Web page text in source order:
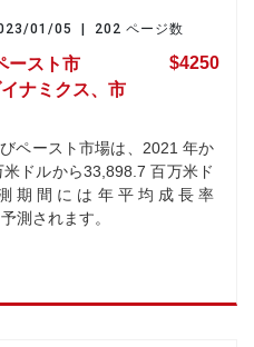
01/05 | 202 ページ数
ースト市
ナミクス、市
$4250
ペースト市場は、2021 年か
ドルから33,898.7 百万米ド
期間には年平均成長率
測されます。